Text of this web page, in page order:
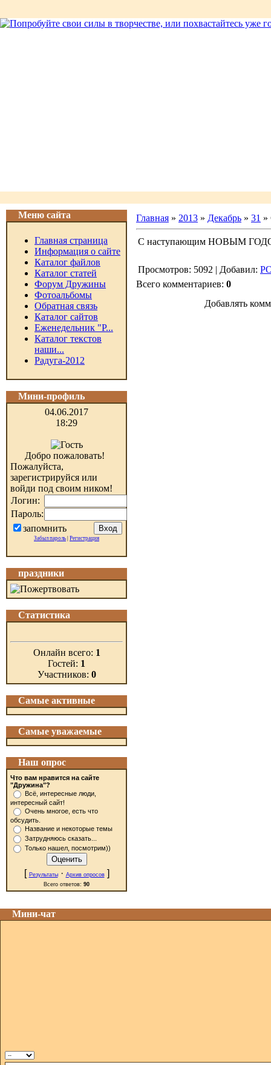
Меню сайта
Главная страница
Информация о сайте
Каталог файлов
Каталог статей
Форум Дружины
Фотоальбомы
Обратная связь
Каталог сайтов
Еженедельник "Р...
Каталог текстов
наши...
Радуга-2012
Мини-профиль
04.06.2017
18:29
Добро пожаловать!
Пожалуйста,
зарегистрируйся или
войди под своим ником!
Логин:
Пароль:
запомнить
Забыл пароль Регистрация
праздники
Статистика
Онлайн всего: 1
Гостей: 1
Участников: 0
Самые активные
Самые уважаемые
Наш опрос
Что вам нравится на сайте
"Дружина"?
Всё, интересные люди,
интересный сайт!
Очень многое, есть что
обсудить.
Название и некоторые темы
Затрудняюсь сказать...
Только нашел, посмотрим))
[ Результаты· Архив опросов]
Всего ответов: 90
Главная » 2013 » Декабрь » 31
С наступающим НОВЫМ
Просмотров: 5092 | Добавил:
Всего комментариев: 0
Добавлять
Мини-чат